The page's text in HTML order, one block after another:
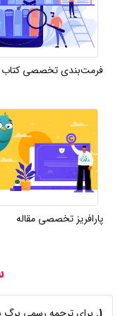
فرمت‌بندی تخصصی کتاب
پارافریز تخصصی مقاله